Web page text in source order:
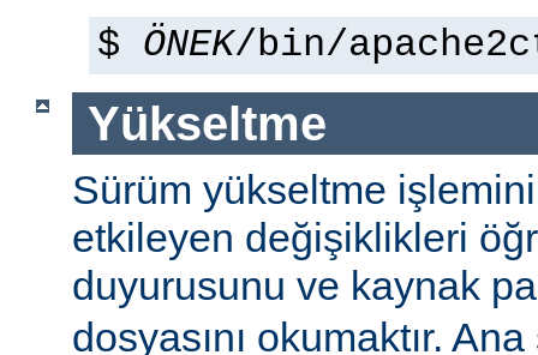
$ ÖNEK/bin/
Yükseltme
Sürüm yükseltme
etkileyen değişiklikleri
duyurusunu ve kaynak
dosyasını okumaktır.